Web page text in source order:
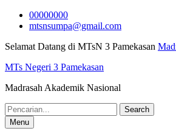
Skip
00000000
mtsnsumpa@gmail.com
Selamat Datang di MTsN 3 Pamekasan
MTs Negeri 3 Pamekasan
Madrasah Akademik Nasional
Search
for:Menu